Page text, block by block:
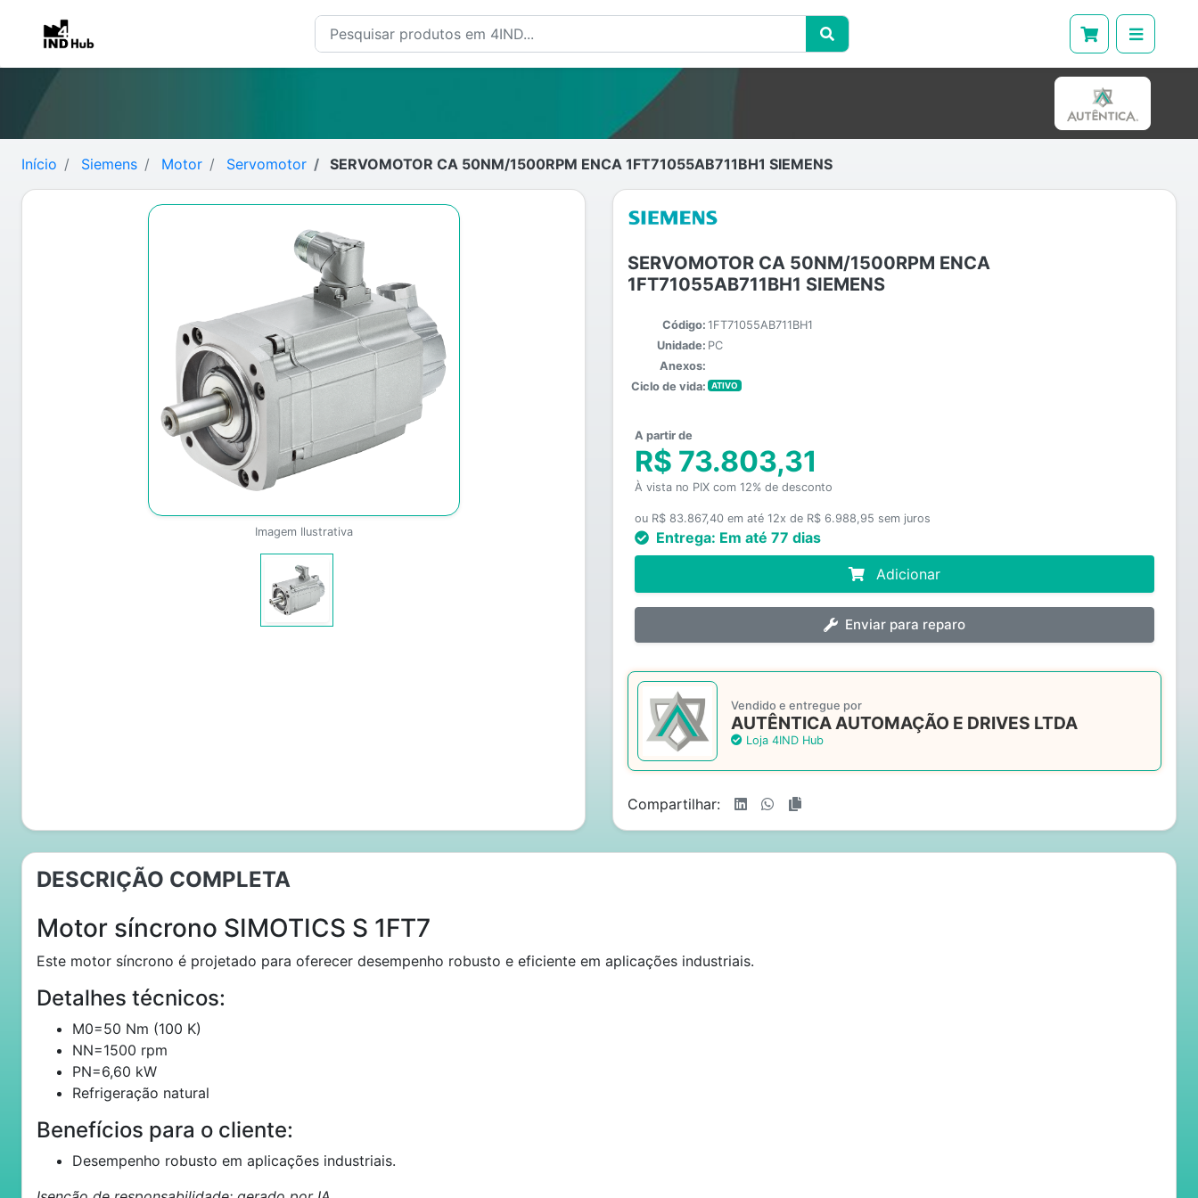
Início Siemens Motor Servomotor SERVOMOTOR CA 50NM/1500RPM ENCA 1FT71055AB711BH1 SIEMENS
Imagem Ilustrativa
SERVOMOTOR CA 50NM/1500RPM ENCA
1FT71055AB711BH1 SIEMENS
Código: 1FT71055AB711BH1
Unidade: PC
Anexos:
Ciclo de vida:
ATIVO
A partir de
R$ 73.803,31
À vista no PIX com 12% de desconto
ou R$ 83.867,40 em até 12x de R$ 6.988,95 sem juros
Entrega: Em até 77 dias
Adicionar
Enviar para reparo
Vendido e entregue por
AUTÊNTICA AUTOMAÇÃO E DRIVES LTDA
Loja 4IND Hub
Compartilhar:
DESCRIÇÃO COMPLETA
Motor síncrono SIMOTICS S 1FT7
Este motor síncrono é projetado para oferecer desempenho robusto e eficiente em aplicações industriais.
Detalhes técnicos:
M0=50 Nm (100 K)
NN=1500 rpm
PN=6,60 kW
Refrigeração natural
Benefícios para o cliente:
Desempenho robusto em aplicações industriais.